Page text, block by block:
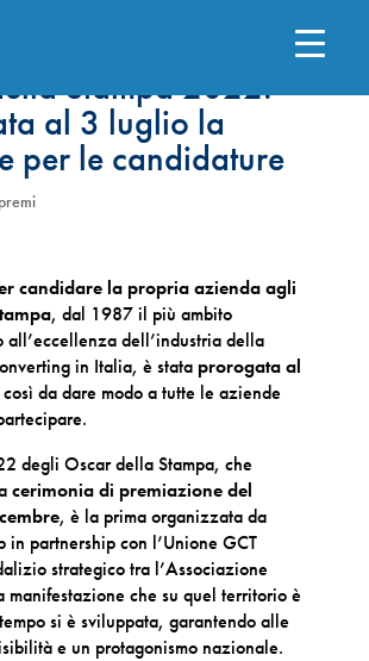
Stampa 2022:
al 3 luglio la
per le candidature
premi
candidare la propria azienda agli
, dal 1987 il più ambito
all’eccellenza dell’industria della
in Italia, è stata prorogata al
così da dare modo a tutte le aziende
degli Oscar della Stampa, che
cerimonia di premiazione del
, è la prima organizzata da
in partnership con l’Unione GCT
strategico tra l’Associazione
manifestazione che su quel territorio è
si è sviluppata, garantendo alle
e un protagonismo nazionale.